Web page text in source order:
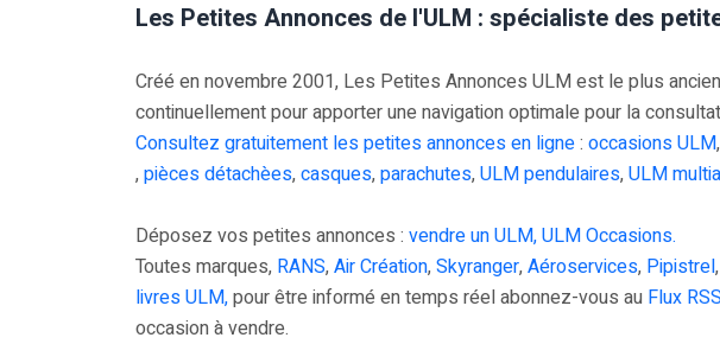
Les Petites Annonces de l'ULM : spécialiste des
Créé en novembre 2001, Les Petites Annonces ULM est le plus
continuellement pour apporter une navigation optimale pour la
Consultez gratuitement les petites annonces en ligne: occasions ULM,
,pièces détachèes,casques,parachutes,ULM pendulaires,ULM
Déposez vos petites annonces : vendre un ULM, ULM Occasions.
Toutes marques, RANS,Air Création,Skyranger,Aéroservices, Pipistrel,
livres ULM,pour être informé en temps réel abonnez-vous au Flux
occasion à vendre.